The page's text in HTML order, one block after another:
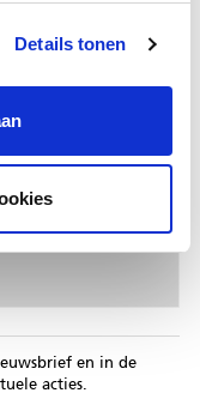
Details tonen
en in de
acties.